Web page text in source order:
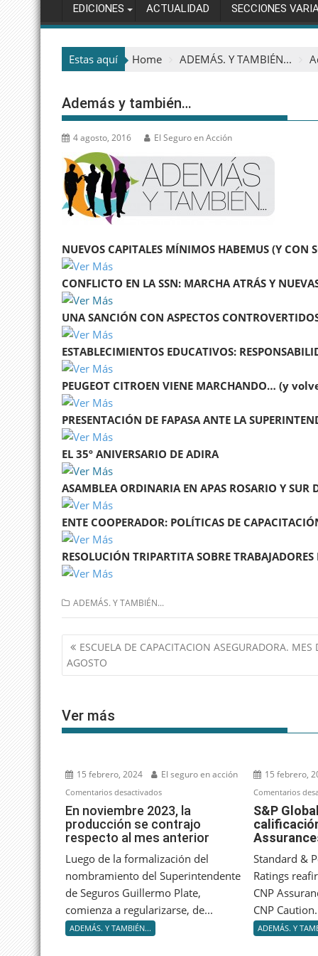
EDICIONES ACTUALIDAD SECCIONES
Estas aquí Home ADEMÁS. Y TAMBIÉN...
Además y también…
4 agosto, 2016 El Seguro en Acción
NUEVOS CAPITALES MÍNIMOS HABEMUS (Y CON
CONFLICTO EN LA SSN: MARCHA ATRÁS Y
UNA SANCIÓN CON ASPECTOS
ESTABLECIMIENTOS EDUCATIVOS:
PEUGEOT CITROEN VIENE MARCHANDO… (y
PRESENTACIÓN DE FAPASA ANTE LA
EL 35º ANIVERSARIO DE ADIRA
ASAMBLEA ORDINARIA EN APAS ROSARIO Y SUR
ENTE COOPERADOR: POLÍTICAS DE
RESOLUCIÓN TRIPARTITA SOBRE
ADEMÁS. Y TAMBIÉN...
Navegación
de
entradas
ESCUELA DE CAPACITACION ASEGURADORA. MES
AGOSTO
Ver más
15 febrero, 2024 El seguro en acción
Comentarios desactivadosen
En
noviembre
2023,
producción
respecto
En noviembre 2023, la
producción se contrajo
respecto al mes anterior
Luego de la formalización del
nombramiento del Superintendente
de Seguros Guillermo Plate,
comienza a regularizarse, de...
ADEMÁS. Y TAMBIÉN...
15 febrero,
Comentarios
S&P
Standard &
Ratings
CNP
CNP
ADEMÁS. Y